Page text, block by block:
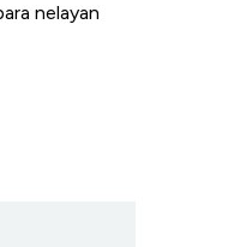
nelayan